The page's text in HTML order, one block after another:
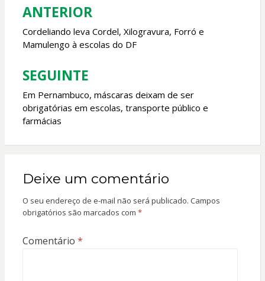
k p
Navegação
de
Post
ANTERIOR
Cordeliando leva Cordel, Xilogravura, Forró e
Mamulengo à escolas do DF
SEGUINTE
Em Pernambuco, máscaras deixam de ser
obrigatórias em escolas, transporte público e
farmácias
Deixe um comentário
O seu endereço de e-mail não será publicado. Campos
obrigatórios são marcados com *
Comentário *